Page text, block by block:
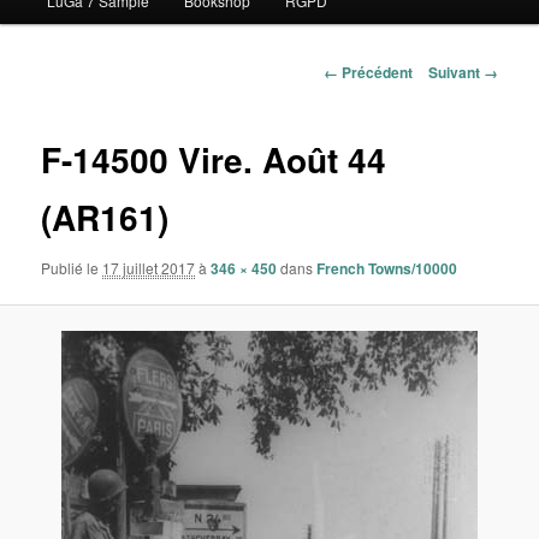
contenu
Navigation
← Précédent Suivant →
F-14500 Vire. Août 44
(AR161)
Publié le 17 juillet 2017à346 × 450dans French Towns/10000